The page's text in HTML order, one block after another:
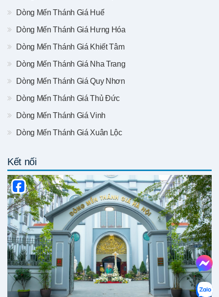
Dòng Mến Thánh Giá Huế
Dòng Mến Thánh Giá Hưng Hóa
Dòng Mến Thánh Giá Khiết Tâm
Dòng Mến Thánh Giá Nha Trang
Dòng Mến Thánh Giá Quy Nhơn
Dòng Mến Thánh Giá Thủ Đức
Dòng Mến Thánh Giá Vinh
Dòng Mến Thánh Giá Xuân Lộc
Kết nối